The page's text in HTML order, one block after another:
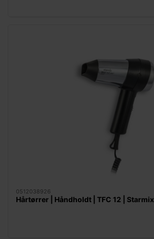
0512038926
Hårtørrer | Håndholdt | TFC 12 | Starmix